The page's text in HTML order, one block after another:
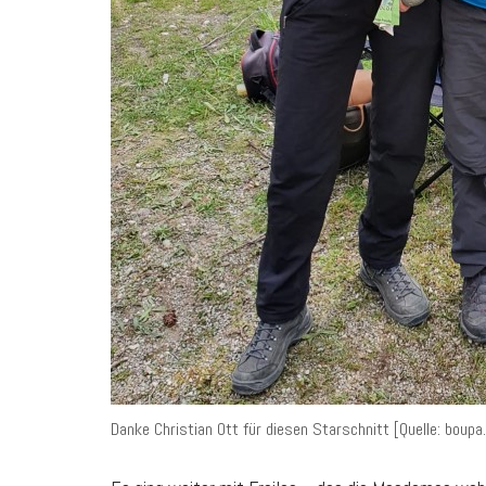
Danke Christian Ott für diesen Starschnitt [Quelle: